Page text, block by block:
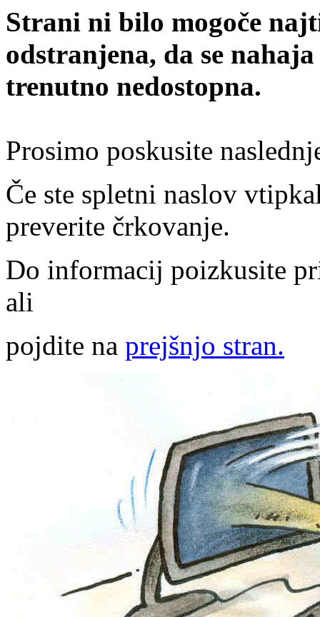
Strani ni bilo mogoče
odstranjena, da se
trenutno nedostopna.
Prosimo poskusite
Če ste spletni naslov
preverite črkovanje.
Do informacij poizkusite
ali
pojdite na prejšnjo stran.